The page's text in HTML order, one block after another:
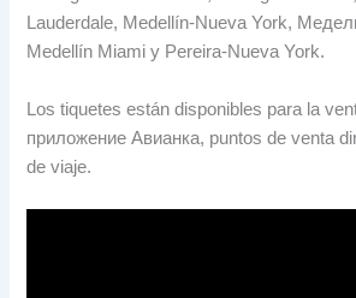
Lauderdale, Medellín-Nueva York,
Medellín Miami y Pereira-Nueva York.
Los tiquetes están disponibles para la
приложение Авианка, puntos de venta
de viaje.